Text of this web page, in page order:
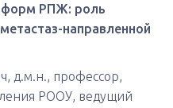
форм РПЖ: роль
направленной
д.м.н., профессор,
РООУ, ведущий